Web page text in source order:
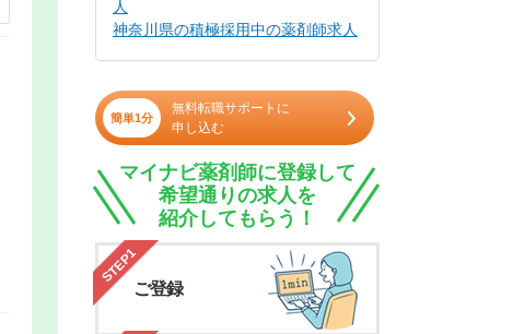
人
神奈川県の積極採用中の薬剤師求人
簡単1分
無料転職サポートに
申し込む
マイナビ薬剤師に登録して
希望通りの求人を
紹介してもらう！
STEP1
ご登録